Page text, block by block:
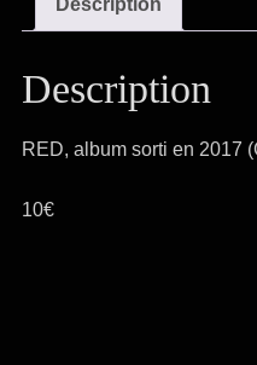
Description
Description
RED, album sorti en 2017
10€